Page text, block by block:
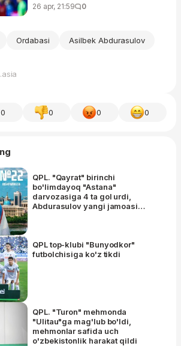
26 apr, 21:59 0
Ordabasi Asilbek Abdurasulov
0 0 0 0
QPL. "Qayrat" birinchi
bo'limdayoq "Astana"
darvozasiga 4 ta gol urdi,
Abdurasulov yangi jamoasi
QPL top-klubi "Bunyodkor"
futbolchisiga ko'z tikdi
QPL. "Turon" mehmonda
"Ulitau"ga mag'lub bo'ldi,
mehmonlar safida uch
o'zbekistonlik harakat qildi